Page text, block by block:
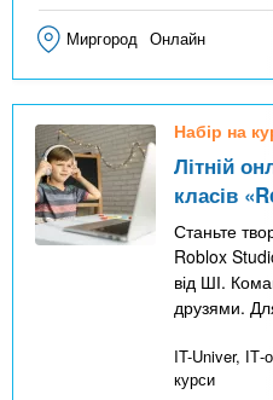
Миргород Онлайн
Набір на
Літній
класів
Станьте
Roblox
від ШІ.
друзями.
IT-Univer,
курси